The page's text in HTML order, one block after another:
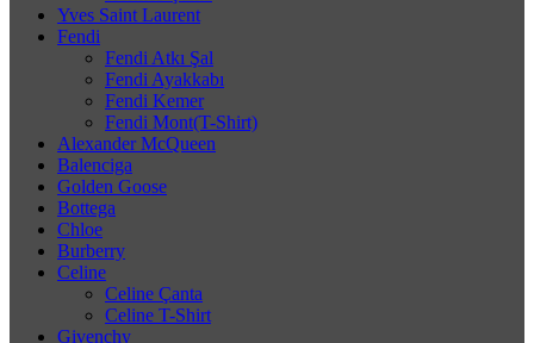
Yves Saint Laurent
Fendi
Fendi Atkı Şal
Fendi Ayakkabı
Fendi Kemer
Fendi Mont(T-Shirt)
Alexander McQueen
Balenciga
Golden Goose
Bottega
Chloe
Burberry
Celine
Celine Çanta
Celine T-Shirt
Givenchy